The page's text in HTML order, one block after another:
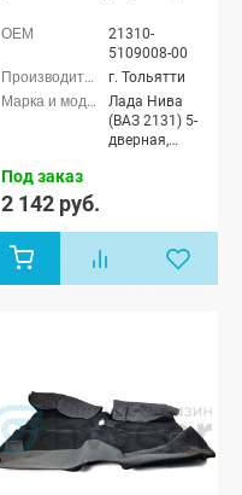
21310-
5109008-00
г. Тольятти
Лада Нива
(ВАЗ 2131) 5-
дверная,
Под заказ
2 142 руб.